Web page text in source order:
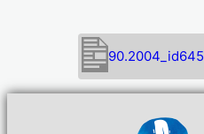
90.2004_id645